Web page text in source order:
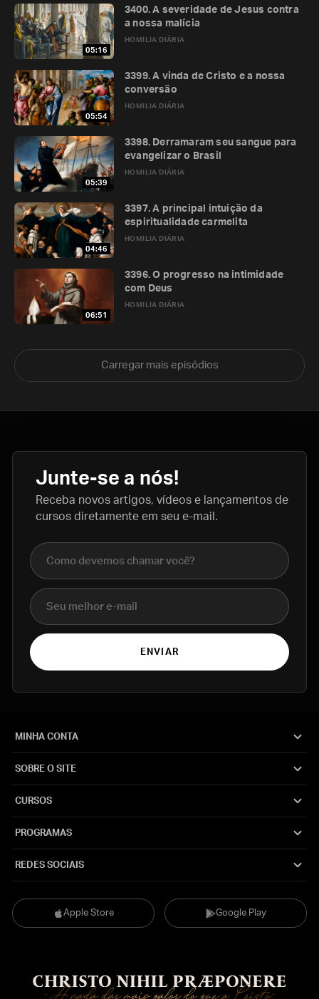
05:16
HOMILIA DIÁRIA
3400. A severidade de Jesus contra
a nossa malícia
05:54
HOMILIA DIÁRIA
3399. A vinda de Cristo e a nossa
conversão
05:39
HOMILIA DIÁRIA
3398. Derramaram seu sangue para
evangelizar o Brasil
04:46
HOMILIA DIÁRIA
3397. A principal intuição da
espiritualidade carmelita
06:51
HOMILIA DIÁRIA
3396. O progresso na intimidade
com Deus
Carregar mais episódios
Junte-se a nós!
Receba novos artigos, vídeos e lançamentos de
cursos diretamente em seu e-mail.
Nome completo
E-mail
ENVIAR
Apple Store Google Play
MINHA CONTA
SOBRE O SITE
CURSOS
PROGRAMAS
REDES SOCIAIS